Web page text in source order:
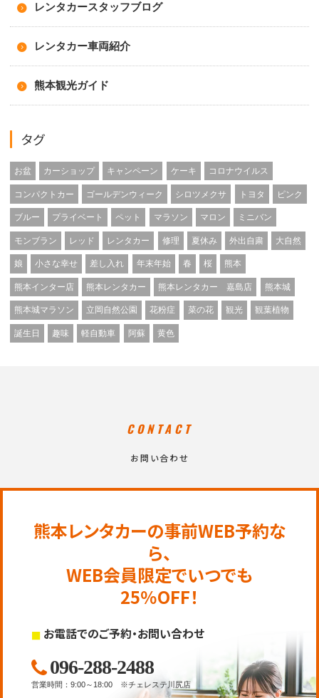
レンタカースタッフブログ
レンタカー車両紹介
熊本観光ガイド
タグ
お盆 カーショップ キャンペーン ケーキ コロナウイルス
コンパクトカー ゴールデンウィーク シロツメクサ トヨタ ピンク
ブルー プライベート ペット マラソン マロン ミニバン
モンブラン レッド レンタカー 修理 夏休み 外出自粛 大自然
娘 小さな幸せ 差し入れ 年末年始 春 桜 熊本
熊本インター店 熊本レンタカー 熊本レンタカー 嘉島店 熊本城
熊本城マラソン 立岡自然公園 花粉症 菜の花 観光 観葉植物
誕生日 趣味 軽自動車 阿蘇 黄色
CONTACT
お問い合わせ
熊本レンタカーの事前WEB予約な
ら、
WEB会員限定でいつでも
25％OFF！
お電話でのご予約・お問い合わせ
096-288-2488
営業時間 ： 9:00～18:00 ※チェレステ川尻店